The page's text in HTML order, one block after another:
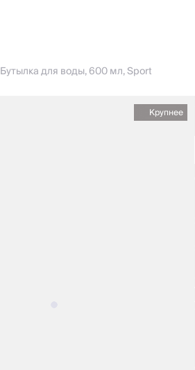
Бутылка для воды, 600 мл, Sport
Крупнее